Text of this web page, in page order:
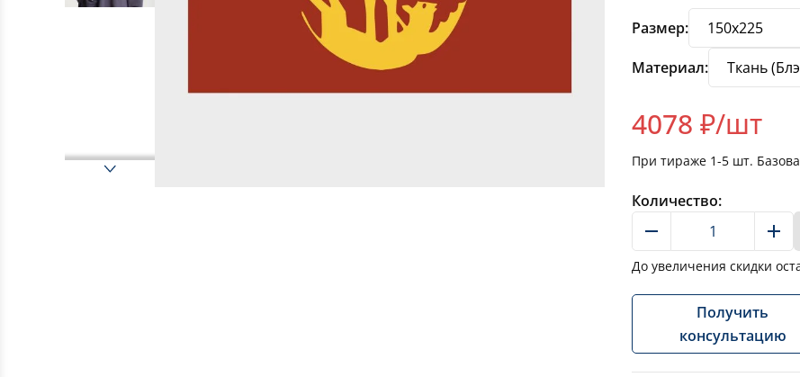
Размер:
Материал:
4078 ₽/шт
При тираже 1-5 шт.
Количество:
До увеличения скидки
Получить
консультацию